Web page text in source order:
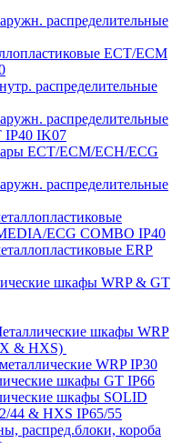
распределительные
ECT/ECM
распределительные
распределительные
IK07
ECT/ECM/ECH/ECG
распределительные
ECG COMBO IP40
ERP
шкафы WRP & GT
шкафы WRP
& HXS)
WRP IP30
шкафы GT IP66
шкафы SOLID
44 & HXS IP65/55
распред.блоки, короба